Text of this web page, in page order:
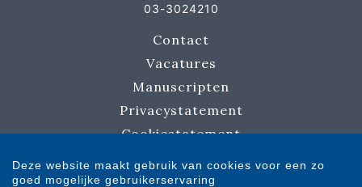
03-3024210
Contact
Vacatures
Manuscripten
Privacystatement
Cookiestatement
Cookie-instellingen
Deze website maakt gebruik van cookies voor een zo
goed mogelijke gebruikerservaring